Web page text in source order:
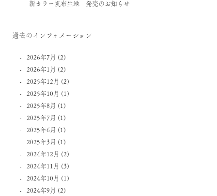
新カラー帆布生地 発売のお知らせ
過去のインフォメーション
2026年7月 (2)
2026年1月 (2)
2025年12月 (2)
2025年10月 (1)
2025年8月 (1)
2025年7月 (1)
2025年6月 (1)
2025年3月 (1)
2024年12月 (2)
2024年11月 (3)
2024年10月 (1)
2024年9月 (2)